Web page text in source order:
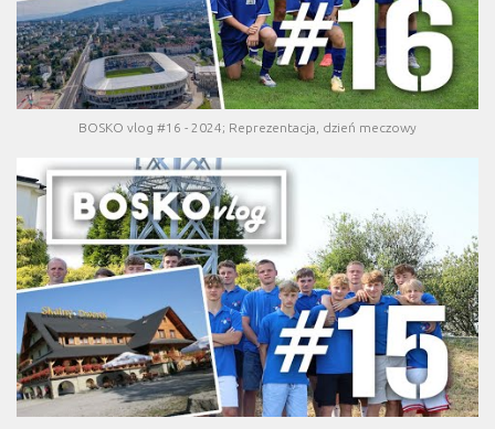
BOSKO vlog #16 - 2024; Reprezentacja, dzień meczowy